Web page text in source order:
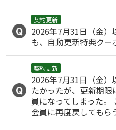
契約更新
2026年7月31日（金）
も、自動更新特典ク
契約更新
2026年7月31日（金）
たかったが、更新期
員になってしまった。
会員に再度戻してもら